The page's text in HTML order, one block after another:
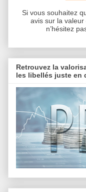
Si vous souhaitez
avis sur la
n’hésitez
Retrouvez la
les libellés juste en